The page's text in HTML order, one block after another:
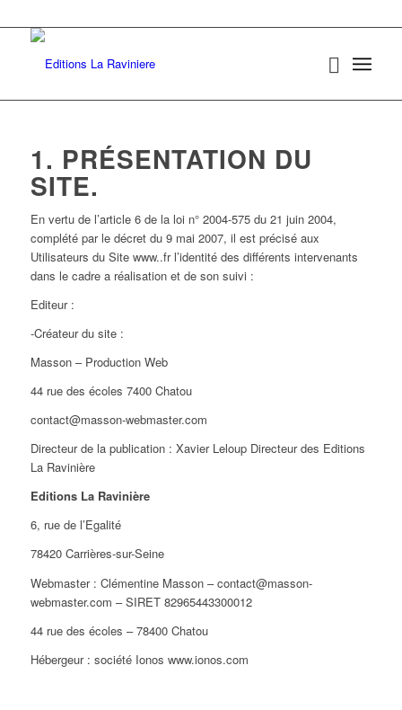
1. PRÉSENTATION DU
SITE.
En vertu de l’article 6 de la loi n° 2004-575 du 21 juin 2004,
complété par le décret du 9 mai 2007, il est précisé aux
Utilisateurs du Site www..fr l’identité des différents intervenants
dans le cadre a réalisation et de son suivi :
Editeur :
-Créateur du site :
Masson – Production Web
44 rue des écoles 7400 Chatou
contact@masson-webmaster.com
Directeur de la publication : Xavier Leloup Directeur des Editions
La Ravinière
Editions La Ravinière
6, rue de l’Egalité
78420 Carrières-sur-Seine
Webmaster : Clémentine Masson – contact@masson-
webmaster.com – SIRET 82965443300012
44 rue des écoles – 78400 Chatou
Hébergeur : société Ionos www.ionos.com